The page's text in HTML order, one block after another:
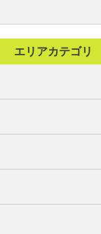
エリアカテゴリ